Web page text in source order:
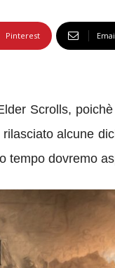
Pinterest
Scrolls,
alcune
tempo dovremo